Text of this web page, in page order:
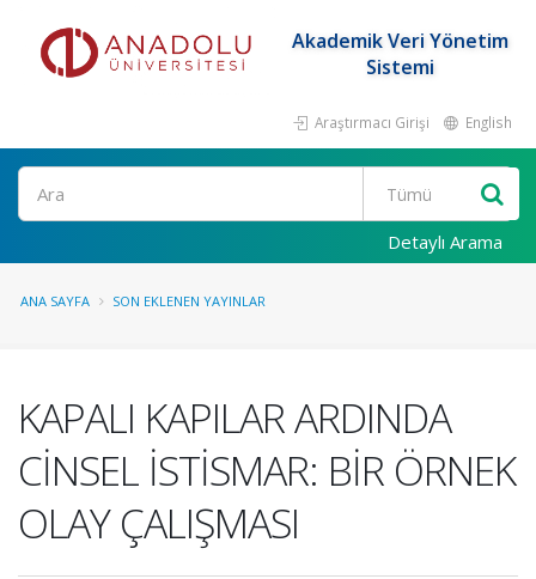
Akademik Veri Yönetim
Sistemi
Araştırmacı Girişi English
Ara
Detaylı Arama
ANA SAYFA SON EKLENEN YAYINLAR
KAPALI KAPILAR ARDINDA
CİNSEL İSTİSMAR: BİR ÖRNEK
OLAY ÇALIŞMASI